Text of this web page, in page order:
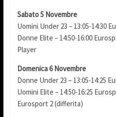
Sabato 5 Novembre
Uomini Under 23 – 13:05-14:30
Donne Elite – 14:50-16:00
Player
Domenica 6 Novembre
Donne Under 23 – 13:05-14:25
Uomini Elite – 14:50-16:25
Eurosport 2 (differita)